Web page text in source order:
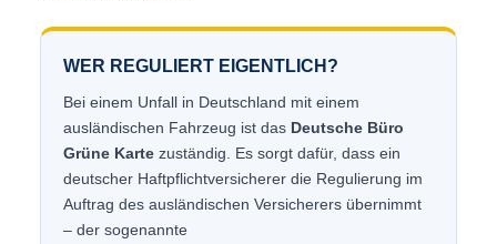
WER REGULIERT EIGENTLICH?
Bei einem Unfall in Deutschland mit einem
ausländischen Fahrzeug ist das Deutsche Büro
Grüne Kartezuständig. Es sorgt dafür, dass ein
deutscher Haftpflichtversicherer die Regulierung im
Auftrag des ausländischen Versicherers übernimmt
– der sogenannte